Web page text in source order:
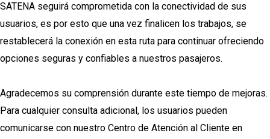
SATENA seguirá comprometida con la conectividad de sus
usuarios, es por esto que una vez finalicen los trabajos, se
restablecerá la conexión en esta ruta para continuar ofreciendo
opciones seguras y confiables a nuestros pasajeros.
Agradecemos su comprensión durante este tiempo de mejoras.
Para cualquier consulta adicional, los usuarios pueden
comunicarse con nuestro Centro de Atención al Cliente en